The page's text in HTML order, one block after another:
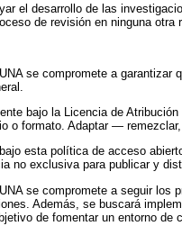
el desarrollo de las
de revisión en ninguna
se compromete a garantizar
bajo la Licencia de
o formato. Adaptar —
esta política de acceso
no exclusiva para publicar y
se compromete a seguir
Además, se buscará
de fomentar un entorno de